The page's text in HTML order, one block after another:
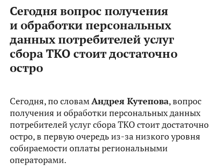
Сегодня вопрос получения
и обработки персональных
данных потребителей услуг
сбора ТКО стоит достаточно
остро
Сегодня, по словамАндрея Кутепова, вопрос
получения и обработки персональных данных
потребителей услуг сбора ТКО стоит достаточно
остро, в первую очередь из‑за низкого уровня
собираемости оплаты региональными
операторами.